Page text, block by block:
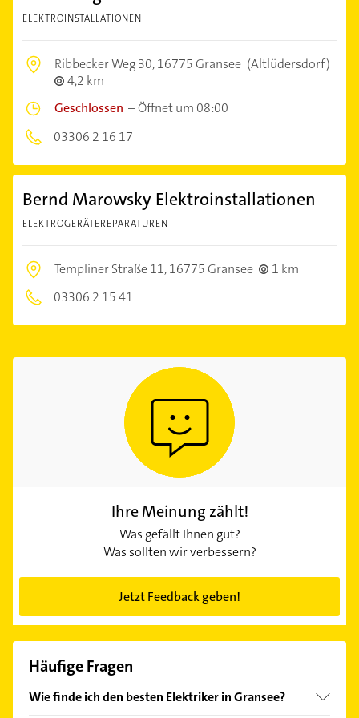
ELEKTROINSTALLATIONEN
Ribbecker Weg 30,16775 Gransee (Altlüdersdorf)
4,2 km
Geschlossen –Öffnet um 08:00
03306 2 16 17
Bernd Marowsky Elektroinstallationen
ELEKTROGERÄTEREPARATUREN
Templiner Straße 11,16775 Gransee
1 km
03306 2 15 41
Ihre Meinung zählt!
Was gefällt Ihnen gut?
Was sollten wir verbessern?
Jetzt Feedback geben!
Häufige Fragen
Wie finde ich den besten Elektriker in Gransee?